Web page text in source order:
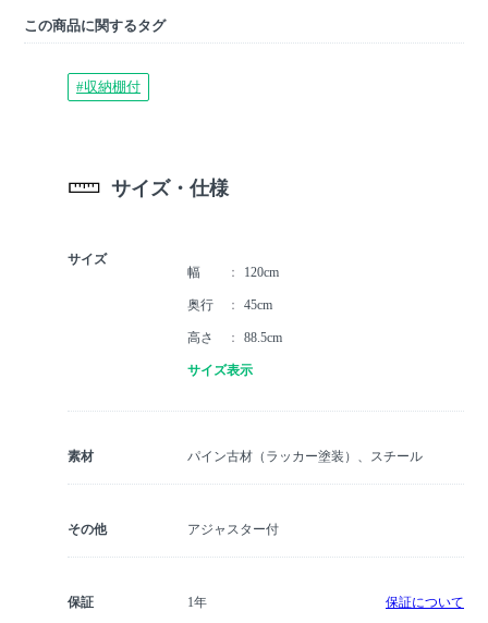
この商品に関するタグ
#収納棚付
サイズ・仕様
サイズ
幅
120cm
奥行 45cm
高さ 88.5cm
サイズ表示
素材 パイン古材（ラッカー塗装）、スチール
その他 アジャスター付
保証 1年 保証について